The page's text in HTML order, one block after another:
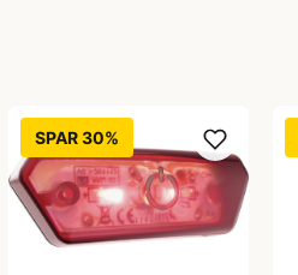
SPAR 30%